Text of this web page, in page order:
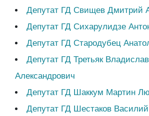
Депутат ГД Свищев Дмитрий
Депутат ГД Сихарулидзе
Депутат ГД Стародубец
Депутат ГД Третьяк Владислав
Александрович
Депутат ГД Шаккум Мартин
Депутат ГД Шестаков